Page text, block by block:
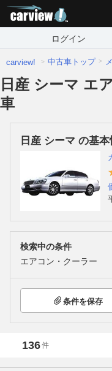
ログイン
carview! 中古車トップ
日産 シーマ エ
車
日産 シーマ の基本
検索中の条件
エアコン・クーラー
条件を保存
136件